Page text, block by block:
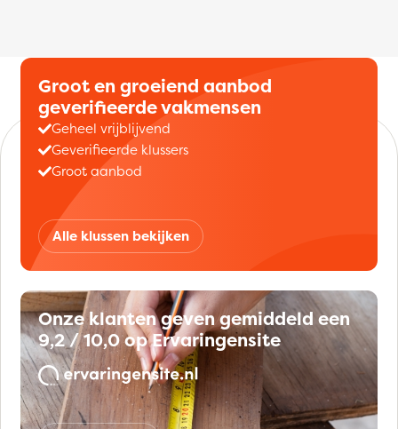
Groot en groeiend aanbod
geverifieerde vakmensen
Geheel vrijblijvend
Geverifieerde klussers
Groot aanbod
Alle klussen bekijken
Onze klanten geven gemiddeld een
9,2 / 10,0 op Ervaringensite